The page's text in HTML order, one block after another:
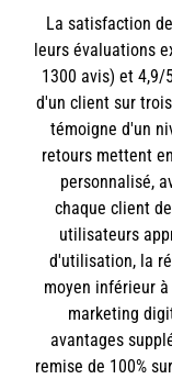
La satisfaction
leurs évaluations
1300 avis) et 4,9/
d'un client sur
témoigne d'un
retours mettent
personnalisé,
chaque client
utilisateurs
d'utilisation, la
moyen inférieur
marketing
avantages
remise de 100%